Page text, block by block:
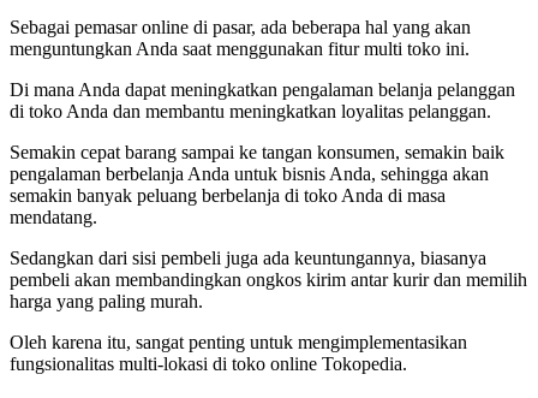
Sebagai pemasar online di pasar, ada beberapa hal yang akan
menguntungkan Anda saat menggunakan fitur multi toko ini.
Di mana Anda dapat meningkatkan pengalaman belanja pelanggan
di toko Anda dan membantu meningkatkan loyalitas pelanggan.
Semakin cepat barang sampai ke tangan konsumen, semakin baik
pengalaman berbelanja Anda untuk bisnis Anda, sehingga akan
semakin banyak peluang berbelanja di toko Anda di masa
mendatang.
Sedangkan dari sisi pembeli juga ada keuntungannya, biasanya
pembeli akan membandingkan ongkos kirim antar kurir dan memilih
harga yang paling murah.
Oleh karena itu, sangat penting untuk mengimplementasikan
fungsionalitas multi-lokasi di toko online Tokopedia.